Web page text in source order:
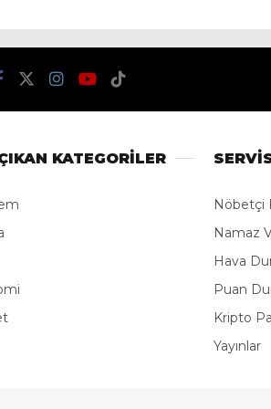
KATEGORİLER
Nöbetçi
Namaz
Hava
Puan
Kripto
Yayınlar